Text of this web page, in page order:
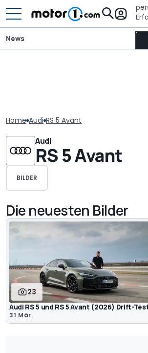
News
Home Audi RS 5 Avant
Audi
RS 5 Avant
BILDER
Die neuesten Bilder
23
Audi RS 5 und RS 5 Avant (2026) Drift-
31 Mär.